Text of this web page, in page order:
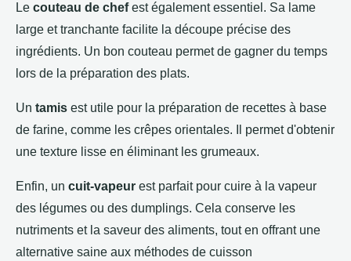
Le couteau de chefest également essentiel. Sa lame
large et tranchante facilite la découpe précise des
ingrédients. Un bon couteau permet de gagner du temps
lors de la préparation des plats.
Un tamis est utile pour la préparation de recettes à base
de farine, comme les crêpes orientales. Il permet d'obtenir
une texture lisse en éliminant les grumeaux.
Enfin, un cuit-vapeur est parfait pour cuire à la vapeur
des légumes ou des dumplings. Cela conserve les
nutriments et la saveur des aliments, tout en offrant une
alternative saine aux méthodes de cuisson